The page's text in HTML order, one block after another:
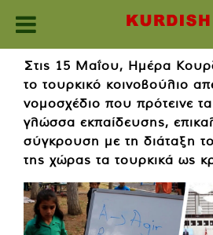
content
Στις 15 Μαΐου, Ημέρα
το τουρκικό κοινοβούλιο
νομοσχέδιο που πρότεινε
γλώσσα εκπαίδευσης,
σύγκρουση με τη διάταξη
της χώρας τα τουρκικά ως